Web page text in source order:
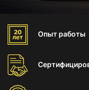
Опыт работы